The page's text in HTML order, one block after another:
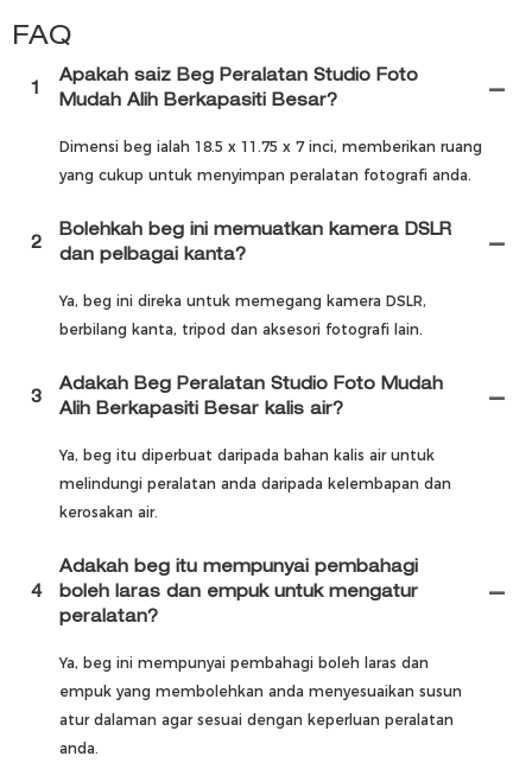
FAQ
1
Apakah saiz Beg Peralatan Studio Foto
Mudah Alih Berkapasiti Besar?
Dimensi beg ialah 18.5 x 11.75 x 7 inci, memberikan ruang
yang cukup untuk menyimpan peralatan fotografi anda.
2
Bolehkah beg ini memuatkan kamera DSLR
dan pelbagai kanta?
Ya, beg ini direka untuk memegang kamera DSLR,
berbilang kanta, tripod dan aksesori fotografi lain.
3
Adakah Beg Peralatan Studio Foto Mudah
Alih Berkapasiti Besar kalis air?
Ya, beg itu diperbuat daripada bahan kalis air untuk
melindungi peralatan anda daripada kelembapan dan
kerosakan air.
4
Adakah beg itu mempunyai pembahagi
boleh laras dan empuk untuk mengatur
peralatan?
Ya, beg ini mempunyai pembahagi boleh laras dan
empuk yang membolehkan anda menyesuaikan susun
atur dalaman agar sesuai dengan keperluan peralatan
anda.